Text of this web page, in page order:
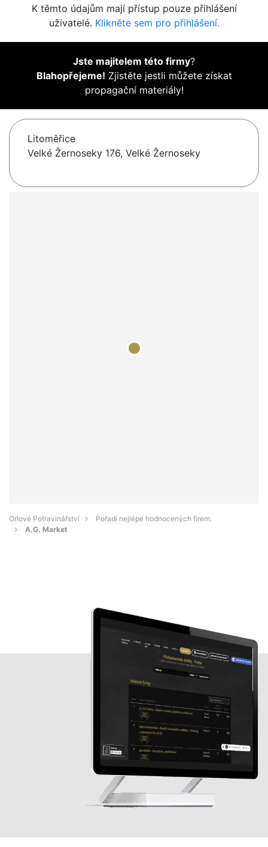
K těmto údajům mají přístup pouze přihlášení
uživatelé. Klikněte sem pro přihlášení.
Jste majitelem této firmy?
Blahopřejeme! Zjistěte jestli můžete získat
propagační materiály!
Litoměřice
Velké Žernoseky 176, Velké Žernoseky
Orlové Potravinářství
Pořadí nejlépe hodnocených firem.
A.G. Market